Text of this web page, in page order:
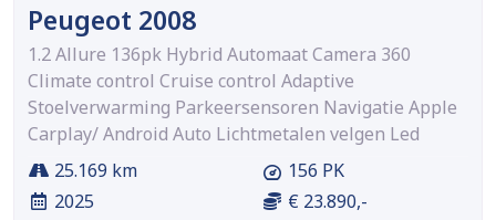
Peugeot 2008
1.2 Allure 136pk Hybrid Automaat Camera 360
Climate control Cruise control Adaptive
Stoelverwarming Parkeersensoren Navigatie Apple
Carplay/ Android Auto Lichtmetalen velgen Led
25.169 km
2025
156 PK
€ 23.890,-